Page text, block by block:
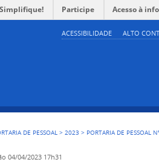
ACESSIBILIDADE ALTO
Simplifique! Participe Acesso à
DE PESSOAL >2023 > PORTARIA DE PESSOAL
04/04/2023 17h31